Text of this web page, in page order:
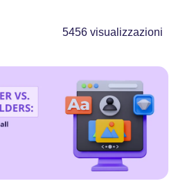
5456 visualizzazioni